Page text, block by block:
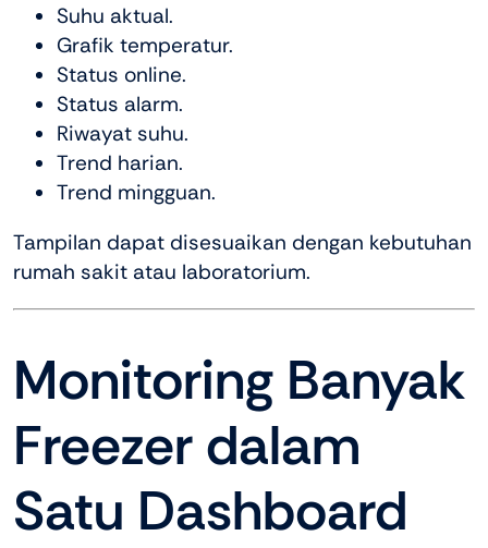
Suhu aktual.
Grafik temperatur.
Status online.
Status alarm.
Riwayat suhu.
Trend harian.
Trend mingguan.
Tampilan dapat disesuaikan dengan kebutuhan
rumah sakit atau laboratorium.
Monitoring Banyak
Freezer dalam
Satu Dashboard